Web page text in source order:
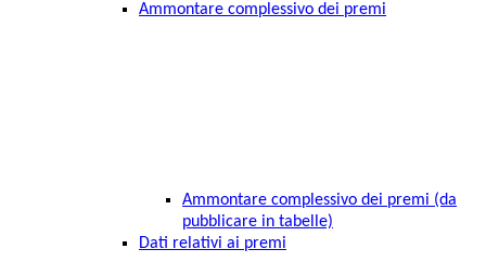
Ammontare complessivo dei premi
Ammontare complessivo dei premi (da
pubblicare in tabelle)
Dati relativi ai premi